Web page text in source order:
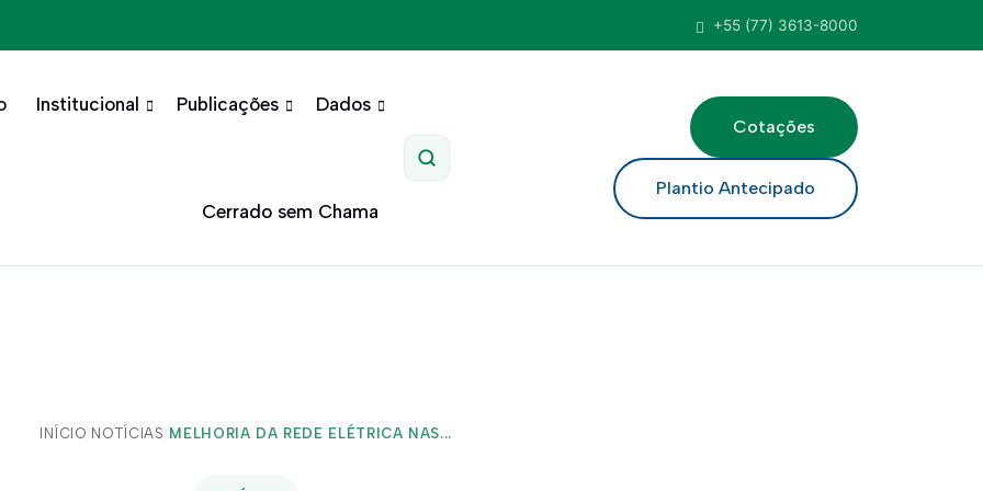
+55 (77) 3613-8000
Institucional Publicações Dados
Cerrado sem Chama
Pesquisar
Cotações
Plantio Antecipado
INÍCIO/ NOTÍCIAS / MELHORIA DA REDE ELÉTRICA NAS...